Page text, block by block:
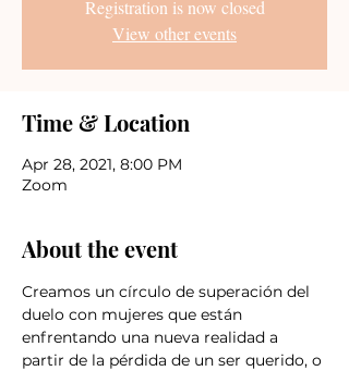
Registration is now closed
View other events
Time & Location
Apr 28, 2021, 8:00 PM
Zoom
About the event
Creamos un círculo de superación del
duelo con mujeres que están
enfrentando una nueva realidad a
partir de la pérdida de un ser querido, o